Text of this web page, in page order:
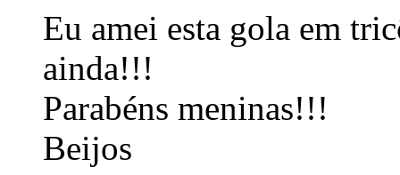
Eu amei esta gola em
ainda!!!
Parabéns meninas!!!
Beijos